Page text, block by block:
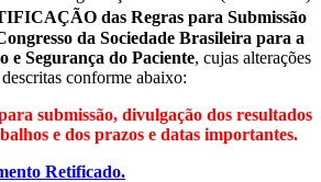
das Regras para Submissão
da Sociedade Brasileira para a
e Segurança do Paciente, cujas alterações
descritas conforme abaixo:
submissão, divulgação dos resultados
e dos prazos e datas importantes.
Retificado.